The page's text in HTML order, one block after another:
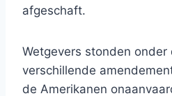
afgeschaft.
Wetgevers stonden onder
verschillende
de Amerikanen